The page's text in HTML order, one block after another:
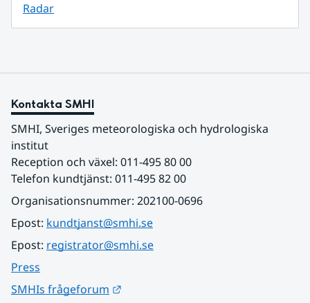
Radar
Kontakta SMHI
SMHI, Sveriges meteorologiska och hydrologiska
institut
Reception och växel: 011-495 80 00
Telefon kundtjänst: 011-495 82 00
Organisationsnummer: 202100-0696
Epost: kundtjanst@smhi.se
Epost: registrator@smhi.se
Press
SMHIs frågeforum